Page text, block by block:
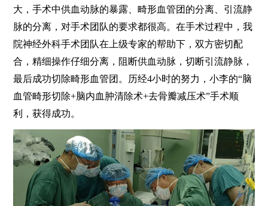
大，手术中供血动脉的暴露、畸形血管团的分离、引流静
脉的分离，对手术团队的要求都很高。在手术过程中，我
院神经外科手术团队在上级专家的帮助下，双方密切配
合，精细操作仔细分离，阻断供血动脉，切断引流静脉，
最后成功切除畸形血管团。历经4小时的努力，小李的“脑
血管畸形切除+脑内血肿清除术+去骨瓣减压术”手术顺
利，获得成功。